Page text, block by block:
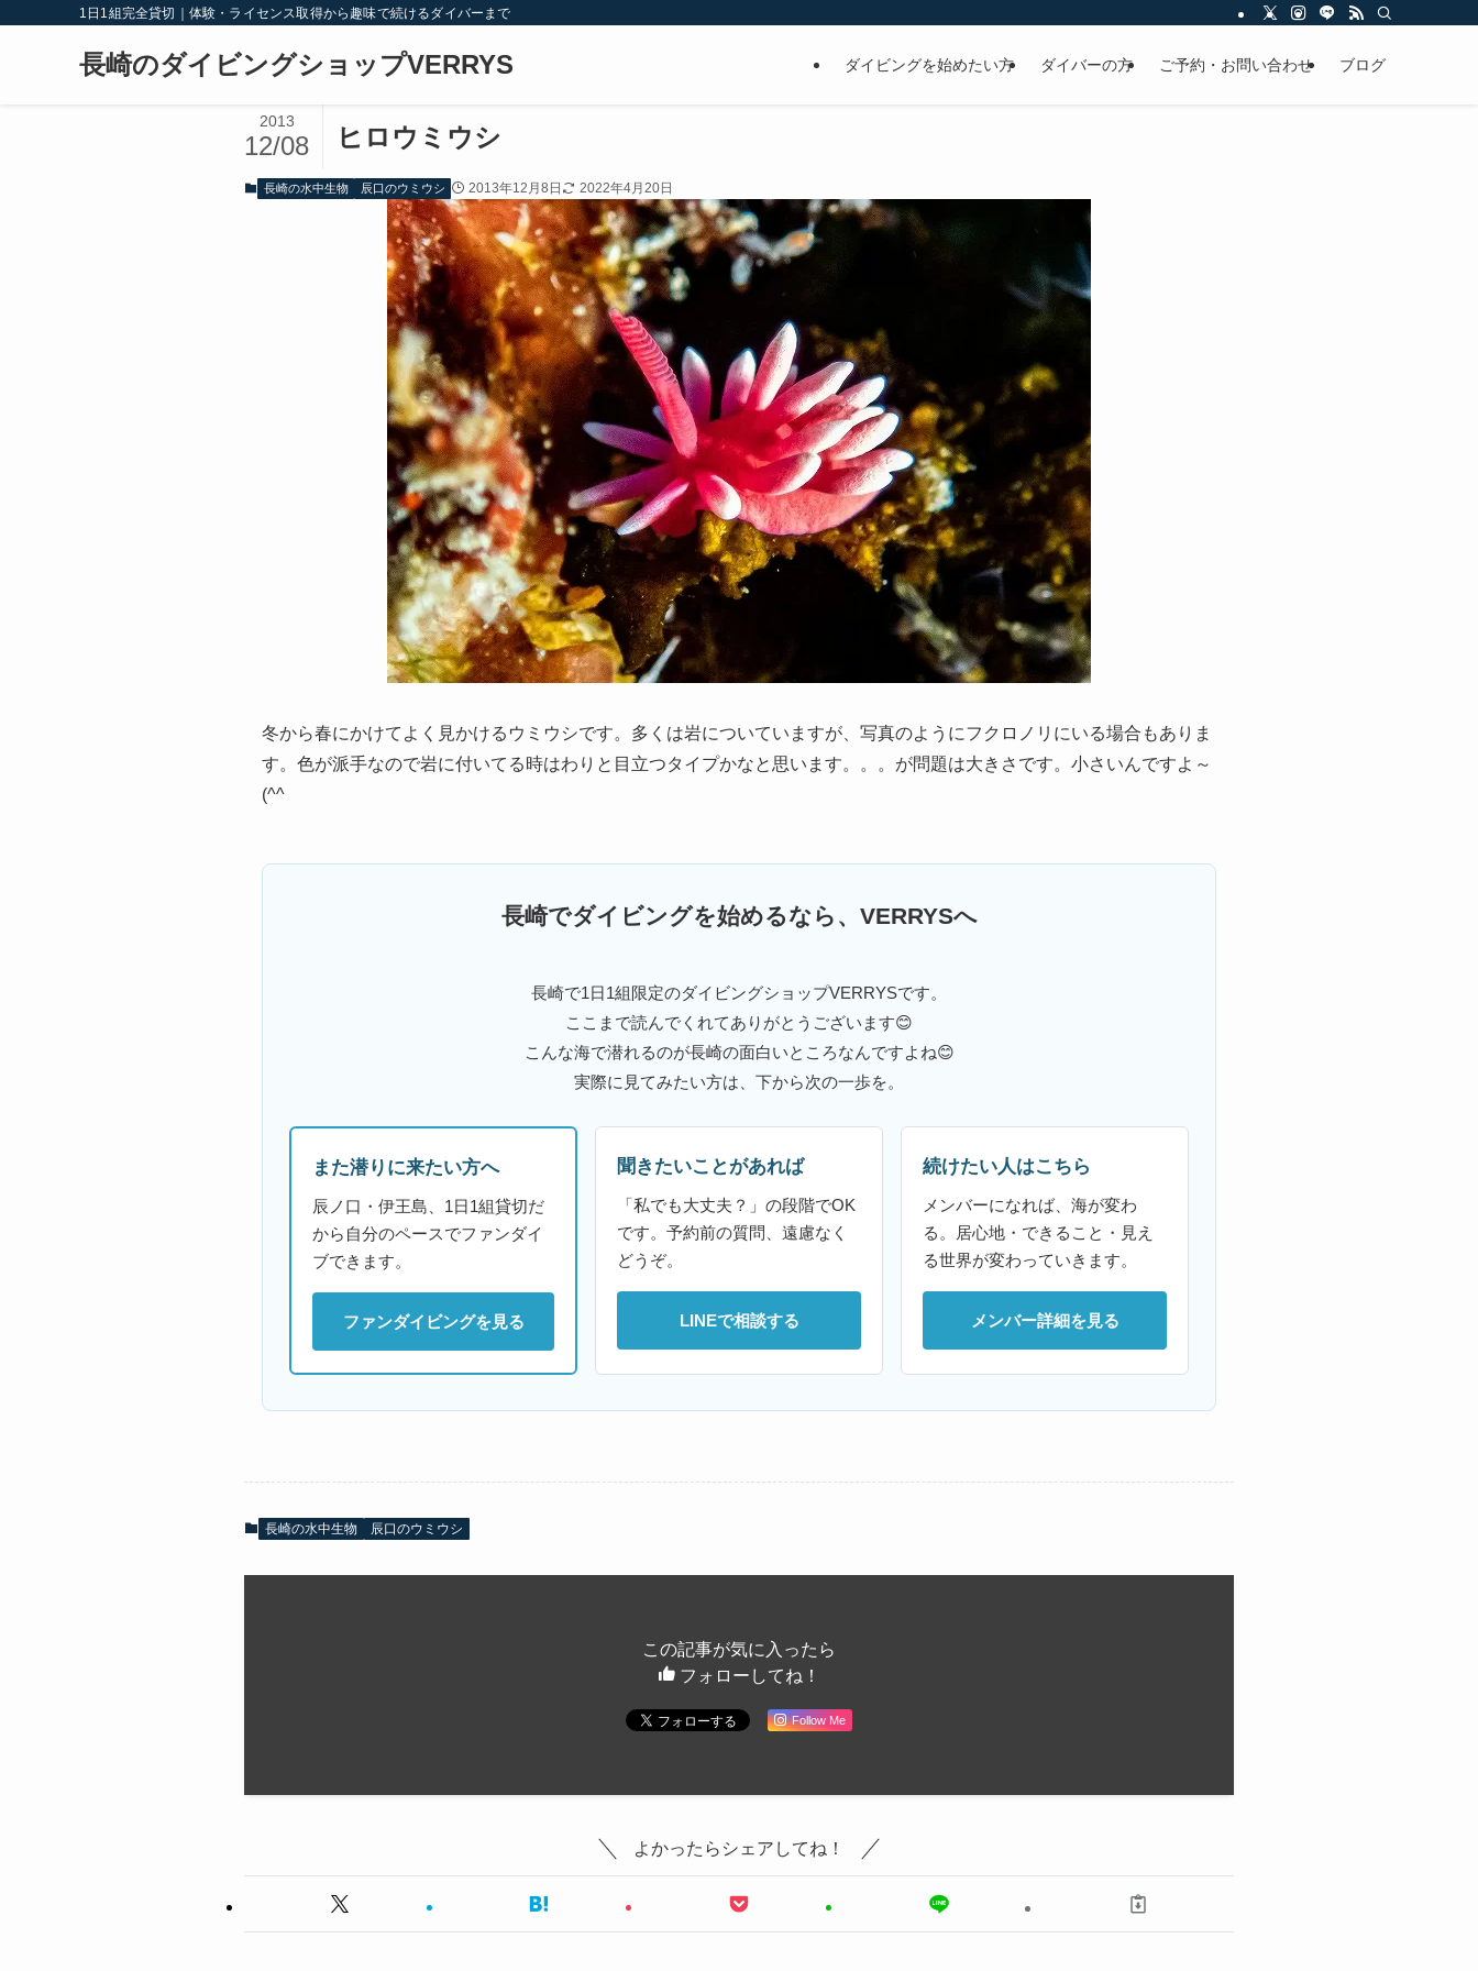
1日1組完全貸切｜体験・ライセンス取得から趣味で続けるダイバーまで
長崎のダイビングショップVERRYS ダイビングを始めたい方 ダイバーの方 ご予約・お問い合わせ ブログ
ヒロウミウシ
2013
12/08
長崎の水中生物 辰口のウミウシ 2013年12月8日 2022年4月20日
冬から春にかけてよく見かけるウミウシです。多くは岩についていますが、写真のようにフクロノリにいる場合もありま
す。色が派手なので岩に付いてる時はわりと目立つタイプかなと思います。。。が問題は大きさです。小さいんですよ～
(^^ゞ
長崎でダイビングを始めるなら、VERRYSへ
長崎で1日1組限定のダイビングショップVERRYSです。
ここまで読んでくれてありがとうございます😊
こんな海で潜れるのが長崎の面白いところなんですよね😊
実際に見てみたい方は、下から次の一歩を。
また潜りに来たい方へ
辰ノ口・伊王島、1日1組貸切だ
から自分のペースでファンダイ
ブできます。
ファンダイビングを見る
聞きたいことがあれば
「私でも大丈夫？」の段階でOK
です。予約前の質問、遠慮なく
どうぞ。
LINEで相談する
続けたい人はこちら
メンバーになれば、海が変わ
る。居心地・できること・見え
る世界が変わっていきます。
メンバー詳細を見る
長崎の水中生物 辰口のウミウシ
この記事が気に入ったら
フォローしてね！
Follow Me
よかったらシェアしてね！